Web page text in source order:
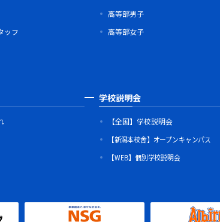
ッフ
高等部男子
高等部女子
学校説明会
【全国】学校説明会
【新潟本校舎】オープンキャンパス
【WEB】個別学校説明会